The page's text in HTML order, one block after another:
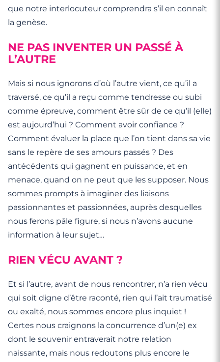
que notre interlocuteur comprendra s’il en connaît
la genèse.
NE PAS INVENTER UN PASSÉ À
L’AUTRE
Mais si nous ignorons d’où l’autre vient, ce qu’il a
traversé, ce qu’il a reçu comme tendresse ou subi
comme épreuve, comment être sûr de ce qu’il (elle)
est aujourd’hui ? Comment avoir confiance ?
Comment évaluer la place que l’on tient dans sa vie
sans le repère de ses amours passés ? Des
antécédents qui gagnent en puissance, et en
menace, quand on ne peut que les supposer. Nous
sommes prompts à imaginer des liaisons
passionnantes et passionnées, auprès desquelles
nous ferons pâle figure, si nous n’avons aucune
information à leur sujet…
RIEN VÉCU AVANT ?
Et si l’autre, avant de nous rencontrer, n’a rien vécu
qui soit digne d’être raconté, rien qui l’ait traumatisé
ou exalté, nous sommes encore plus inquiet !
Certes nous craignons la concurrence d’un(e) ex
dont le souvenir entraverait notre relation
naissante, mais nous redoutons plus encore le